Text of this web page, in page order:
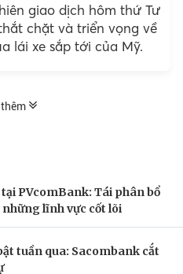
giao dịch hôm thứ Tư
chặt và triển vọng về
lái xe sắp tới của Mỹ.
PVcomBank: Tái phân bổ
lĩnh vực cốt lõi
tuần qua: Sacombank cắt